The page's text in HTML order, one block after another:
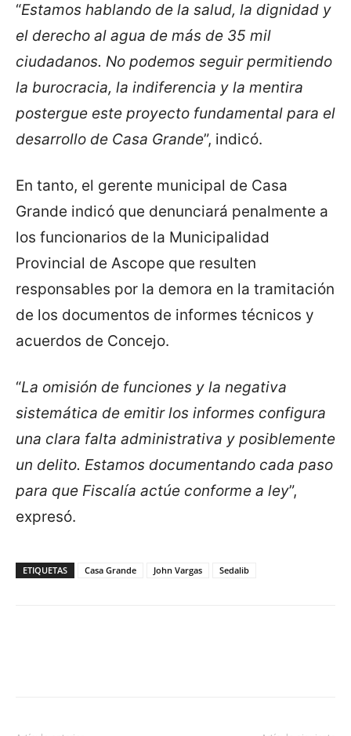
“Estamos hablando de la salud, la dignidad y
el derecho al agua de más de 35 mil
ciudadanos. No podemos seguir permitiendo
la burocracia, la indiferencia y la mentira
postergue este proyecto fundamental para el
desarrollo de Casa Grande”, indicó.
En tanto, el gerente municipal de Casa
Grande indicó que denunciará penalmente a
los funcionarios de la Municipalidad
Provincial de Ascope que resulten
responsables por la demora en la tramitación
de los documentos de informes técnicos y
acuerdos de Concejo.
“La omisión de funciones y la negativa
sistemática de emitir los informes configura
una clara falta administrativa y posiblemente
un delito. Estamos documentando cada paso
para que Fiscalía actúe conforme a ley”,
expresó.
ETIQUETAS Casa Grande John Vargas Sedalib